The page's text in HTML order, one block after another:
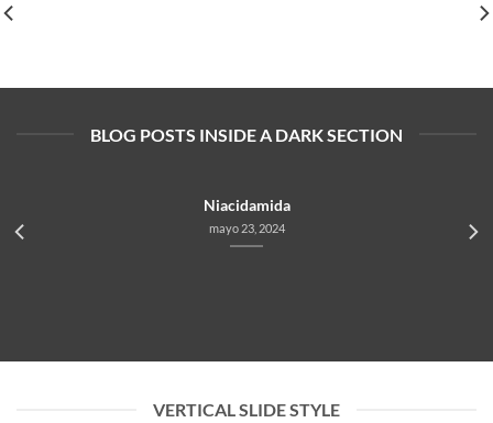
BLOG POSTS INSIDE A DARK SECTION
Niacidamida
mayo 23, 2024
VERTICAL SLIDE STYLE